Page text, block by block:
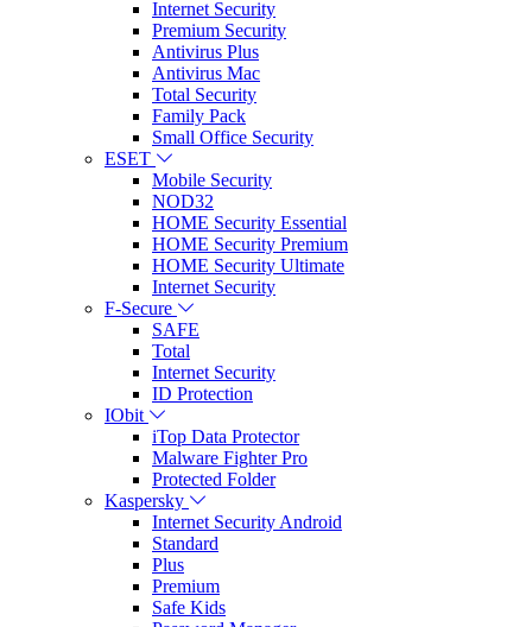
Internet Security
Premium Security
Antivirus Plus
Antivirus Mac
Total Security
Family Pack
Small Office Security
ESET
Mobile Security
NOD32
HOME Security Essential
HOME Security Premium
HOME Security Ultimate
Internet Security
F-Secure
SAFE
Total
Internet Security
ID Protection
IObit
iTop Data Protector
Malware Fighter Pro
Protected Folder
Kaspersky
Internet Security Android
Standard
Plus
Premium
Safe Kids